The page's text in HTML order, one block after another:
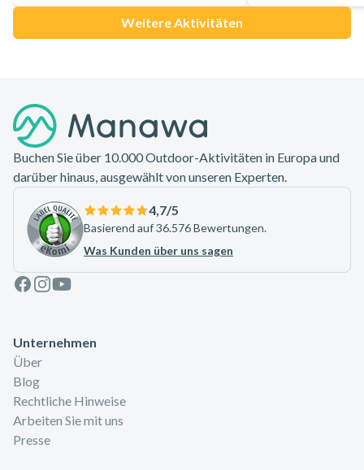
Weitere Aktivitäten
Buchen Sie über 10.000 Outdoor-Aktivitäten in Europa und
darüber hinaus, ausgewählt von unseren Experten.
4,7/5
Basierend auf 36.576 Bewertungen.
Was Kunden über uns sagen
Facebook
Instagram
Youtube
Unternehmen
Über
Blog
Rechtliche Hinweise
Arbeiten Sie mit uns
Presse